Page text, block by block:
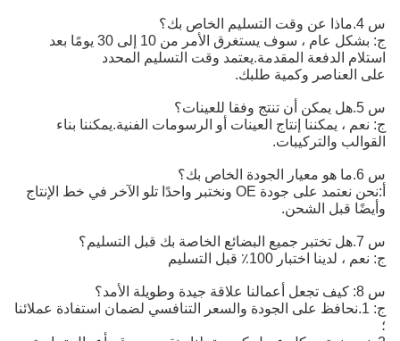
س 4.ماذا عن وقت التسليم الخاص بك؟
ج: بشكل عام ، سوف يستغرق الأمر من 10 إلى 30 يومًا بعد
استلام الدفعة المقدمة.يعتمد وقت التسليم المحدد
على العناصر وكمية طلبك.
س 5.هل يمكن أن تنتج وفقا للعينات؟
ج: نعم ، يمكننا إنتاج العينات أو الرسومات الفنية.يمكننا بناء
القوالب والتركيبات.
س 6.ما هو معيار الجودة الخاص بك؟
أ:
وأيضًا قبل الشحن.
س 7.هل تختبر جميع البضائع الخاصة بك قبل التسليم؟
ج: نعم ، لدينا اختبار 100٪ قبل التسليم
س 8: كيف تجعل أعمالنا علاقة جيدة وطويلة الأمد؟
ج: 1.نحافظ على الجودة والسعر التنافسي لضمان استفادة عملائنا
؛